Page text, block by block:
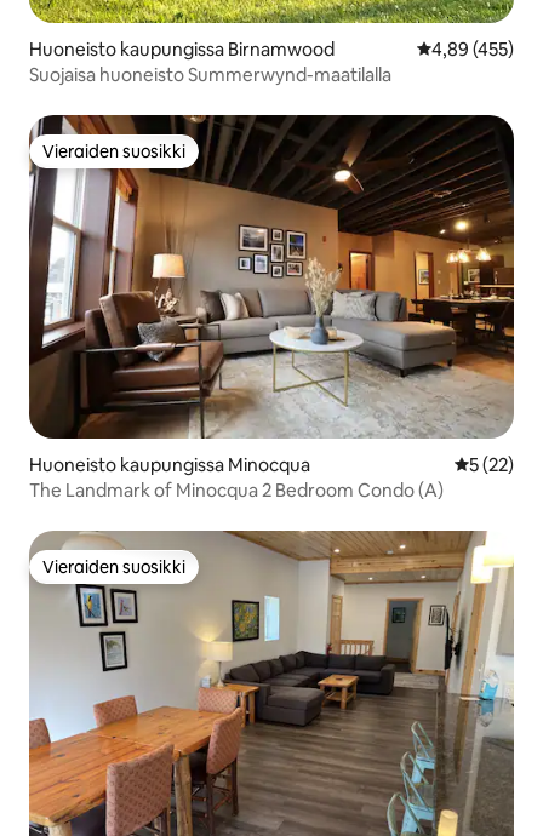
Huoneisto kaupungissa Birnamwood
4,89 (455)
Suojaisa huoneisto Summerwynd-maatilalla
Vieraiden suosikki
Vieraiden suosikki
Huoneisto kaupungissa Minocqua
5 (22)
The Landmark of Minocqua 2 Bedroom Condo (A)
Vieraiden suosikki
Vieraiden suosikki